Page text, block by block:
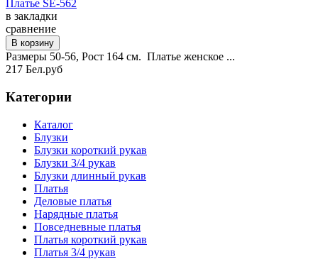
Платье SE-562
в закладки
сравнение
Размеры 50-56, Рост 164 см. Платье женское ...
217 Бел.руб
Категории
Каталог
Блузки
Блузки короткий рукав
Блузки 3/4 рукав
Блузки длинный рукав
Платья
Деловые платья
Нарядные платья
Повседневные платья
Платья короткий рукав
Платья 3/4 рукав